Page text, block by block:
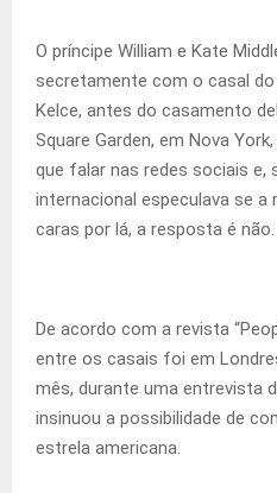
O príncipe William e Kate
secretamente com o casal
Kelce, antes do casamento
Square Garden, em Nova
que falar nas redes sociais e,
internacional especulava se a
caras por lá, a resposta é não.
De acordo com a revista
entre os casais foi em
mês, durante uma entrevista
insinuou a possibilidade de
estrela americana.